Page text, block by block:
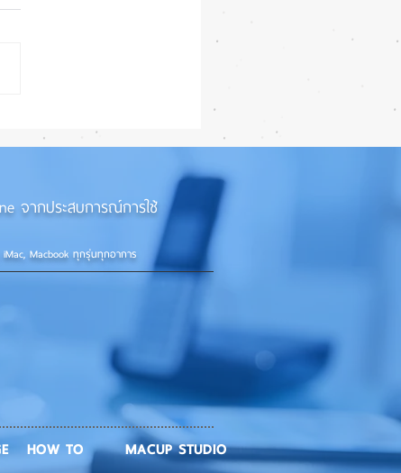
18e จะเพิ่ม RAM!
จากประสบการณ์การใช้
iMac, Macbook ทุกรุ่นทุกอาการ
HOW TO MACUP STUDIO